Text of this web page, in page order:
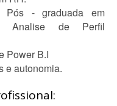
Pós - graduada em
Analise de Perfil
Power B.I
e autonomia.